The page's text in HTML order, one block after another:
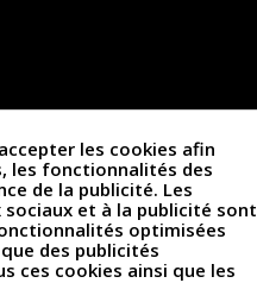
les cookies afin
les fonctionnalités des
de la publicité. Les
et à la publicité sont
optimisées
des publicités
ces cookies ainsi que les